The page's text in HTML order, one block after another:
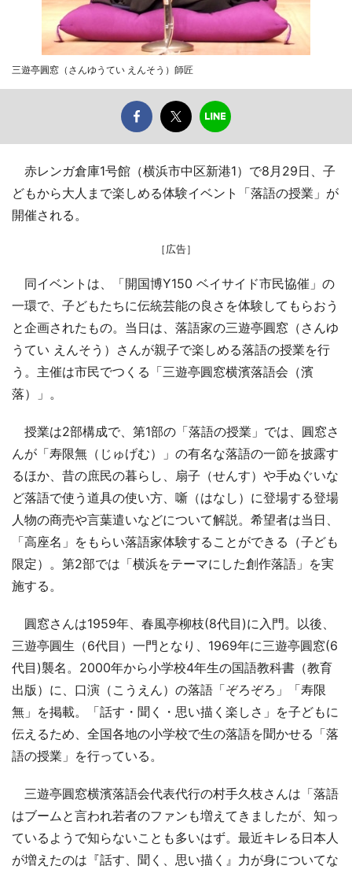
三遊亭圓窓（さんゆうてい えんそう）師匠
赤レンガ倉庫1号館（横浜市中区新港1）で8月29日、子
どもから大人まで楽しめる体験イベント「落語の授業」が
開催される。
［広告］
同イベントは、「開国博Y150 ベイサイド市民協催」の
一環で、子どもたちに伝統芸能の良さを体験してもらおう
と企画されたもの。当日は、落語家の三遊亭圓窓（さんゆ
うてい えんそう）さんが親子で楽しめる落語の授業を行
う。主催は市民でつくる「三遊亭圓窓横濱落語会（濱
落）」。
授業は2部構成で、第1部の「落語の授業」では、圓窓さ
んが「寿限無（じゅげむ）」の有名な落語の一節を披露す
るほか、昔の庶民の暮らし、扇子（せんす）や手ぬぐいな
ど落語で使う道具の使い方、噺（はなし）に登場する登場
人物の商売や言葉遣いなどについて解説。希望者は当日、
「高座名」をもらい落語家体験することができる（子ども
限定）。第2部では「横浜をテーマにした創作落語」を実
施する。
圓窓さんは1959年、春風亭柳枝(8代目)に入門。以後、
三遊亭圓生（6代目）一門となり、1969年に三遊亭圓窓(6
代目)襲名。2000年から小学校4年生の国語教科書（教育
出版）に、口演（こうえん）の落語「ぞろぞろ」「寿限
無」を掲載。「話す・聞く・思い描く楽しさ」を子どもに
伝えるため、全国各地の小学校で生の落語を聞かせる「落
語の授業」を行っている。
三遊亭圓窓横濱落語会代表代行の村手久枝さんは「落語
はブームと言われ若者のファンも増えてきましたが、知っ
ているようで知らないことも多いはず。最近キレる日本人
が増えたのは『話す、聞く、思い描く』力が身についてな